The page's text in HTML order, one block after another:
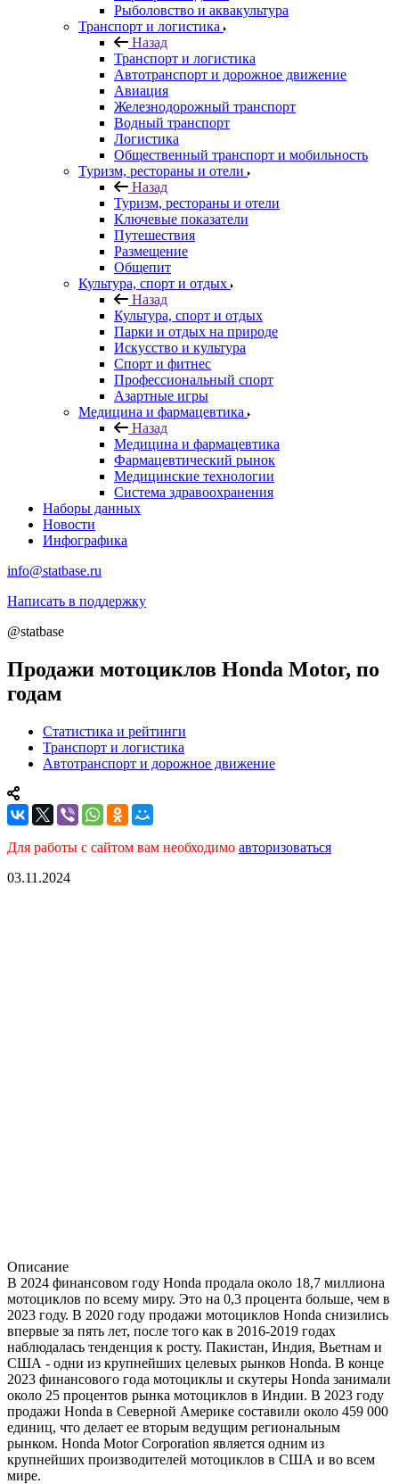
Рыболовство и аквакультура
Транспорт и логистика
Назад
Транспорт и логистика
Автотранспорт и дорожное движение
Авиация
Железнодорожный транспорт
Водный транспорт
Логистика
Общественный транспорт и мобильность
Туризм, рестораны и отели
Назад
Туризм, рестораны и отели
Ключевые показатели
Путешествия
Размещение
Общепит
Культура, спорт и отдых
Назад
Культура, спорт и отдых
Парки и отдых на природе
Искусство и культура
Спорт и фитнес
Профессиональный спорт
Азартные игры
Медицина и фармацевтика
Назад
Медицина и фармацевтика
Фармацевтический рынок
Медицинские технологии
Система здравоохранения
Наборы данных
Новости
Инфографика
info@statbase.ru
Написать в поддержку
@statbase
Продажи мотоциклов Honda Motor, по
годам
Статистика и рейтинги
Транспорт и логистика
Автотранспорт и дорожное движение
Для работы с сайтом вам необходимо авторизоваться
03.11.2024
Описание
В 2024 финансовом году Honda продала около 18,7 миллиона
мотоциклов по всему миру. Это на 0,3 процента больше, чем в
2023 году. В 2020 году продажи мотоциклов Honda снизились
впервые за пять лет, после того как в 2016-2019 годах
наблюдалась тенденция к росту. Пакистан, Индия, Вьетнам и
США - одни из крупнейших целевых рынков Honda. В конце
2023 финансового года мотоциклы и скутеры Honda занимали
около 25 процентов рынка мотоциклов в Индии. В 2023 году
продажи Honda в Северной Америке составили около 459 000
единиц, что делает ее вторым ведущим региональным
рынком. Honda Motor Corporation является одним из
крупнейших производителей мотоциклов в США и во всем
мире.